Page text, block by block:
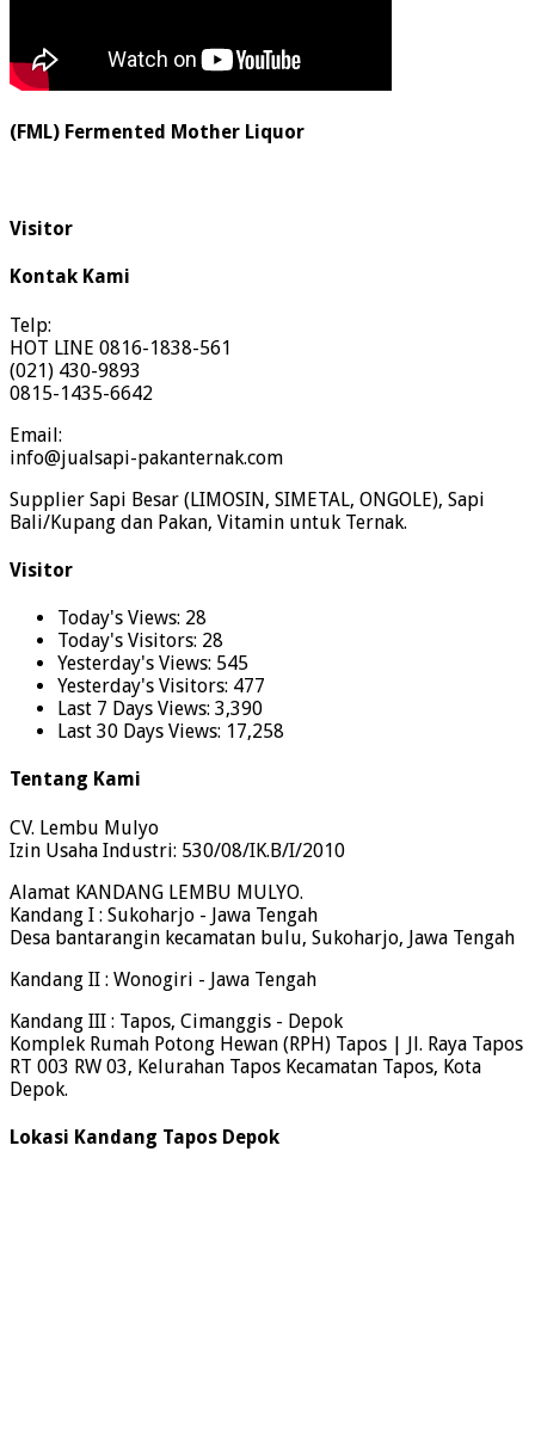
(FML) Fermented Mother Liquor
Visitor
Kontak Kami
Telp:
HOT LINE 0816-1838-561
(021) 430-9893
0815-1435-6642
Email:
info@jualsapi-pakanternak.com
Supplier Sapi Besar (LIMOSIN, SIMETAL, ONGOLE), Sapi
Bali/Kupang dan Pakan, Vitamin untuk Ternak.
Visitor
Today's Views: 28
Today's Visitors: 28
Yesterday's Views: 545
Yesterday's Visitors: 477
Last 7 Days Views: 3,390
Last 30 Days Views: 17,258
Tentang Kami
CV. Lembu Mulyo
Izin Usaha Industri: 530/08/IK.B/I/2010
Alamat KANDANG LEMBU MULYO.
Kandang I : Sukoharjo - Jawa Tengah
Desa bantarangin kecamatan bulu, Sukoharjo, Jawa Tengah
Kandang II : Wonogiri - Jawa Tengah
Kandang III : Tapos, Cimanggis - Depok
Komplek Rumah Potong Hewan (RPH) Tapos | Jl. Raya Tapos
RT 003 RW 03, Kelurahan Tapos Kecamatan Tapos, Kota
Depok.
Lokasi Kandang Tapos Depok